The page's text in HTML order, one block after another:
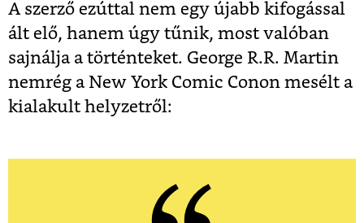
A szerző ezúttal nem egy újabb kifogással
ált elő, hanem úgy tűnik, most valóban
sajnálja a történteket. George R.R. Martin
nemrég a New York Comic Conon mesélt a
kialakult helyzetről: